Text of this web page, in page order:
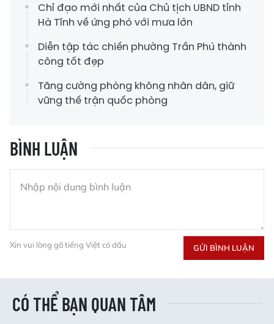
Chỉ đạo mới nhất của Chủ tịch UBND tỉnh
Hà Tĩnh về ứng phó với mưa lớn
Diễn tập tác chiến phường Trần Phú thành
công tốt đẹp
Tăng cường phòng không nhân dân, giữ
vững thế trận quốc phòng
BÌNH LUẬN
Xin vui lòng gõ tiếng Việt có dấu GỬI BÌNH LUẬN
CÓ THỂ BẠN QUAN TÂM